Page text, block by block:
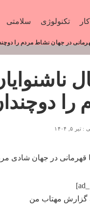
تکنولوژی سلامتی
قهرمانی در جهان نشاط مردم را
را
۵, ۱۴۰۴
گزارش مهتاب من